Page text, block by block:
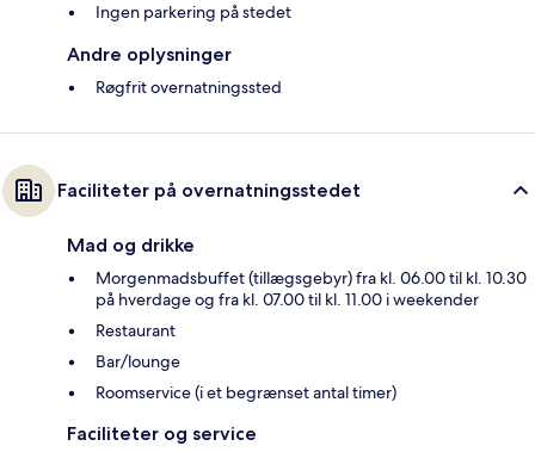
Ingen parkering på stedet
Andre oplysninger
Røgfrit overnatningssted
Faciliteter på overnatningsstedet
Mad og drikke
Morgenmadsbuffet (tillægsgebyr) fra kl. 06.00 til kl. 10.30
på hverdage og fra kl. 07.00 til kl. 11.00 i weekender
Restaurant
Bar/lounge
Roomservice (i et begrænset antal timer)
Faciliteter og service